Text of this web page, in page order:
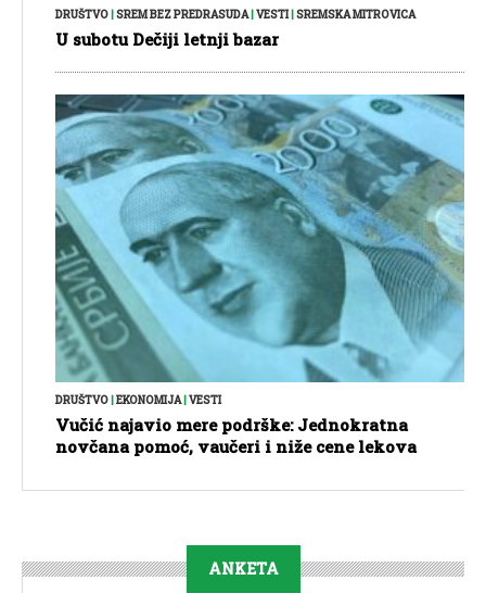
DRUŠTVO|SREM BEZ PREDRASUDA|VESTI|SREMSKA MITROVICA
U subotu Dečiji letnji bazar
DRUŠTVO|EKONOMIJA|VESTI
Vučić najavio mere podrške: Jednokratna
novčana pomoć, vaučeri i niže cene lekova
ANKETA